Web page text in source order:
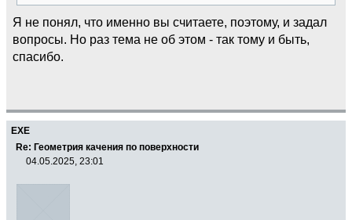
Я не понял, что именно вы считаете, поэтому, и задал
вопросы. Но раз тема не об этом - так тому и быть,
спасибо.
EXE
Re: Геометрия качения по поверхности
04.05.2025, 23:01